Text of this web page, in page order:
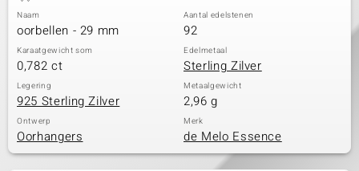
Naam
oorbellen - 29 mm
Aantal edelstenen
92
Karaatgewicht som
0,782 ct
Edelmetaal
Sterling Zilver
Legering
925 Sterling Zilver
Metaalgewicht
2,96 g
Ontwerp
Oorhangers
Merk
de Melo Essence